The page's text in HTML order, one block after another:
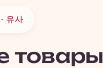
· 유사
товары